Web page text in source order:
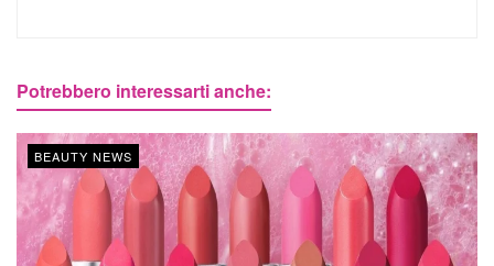
Potrebbero interessarti anche:
BEAUTY NEWS